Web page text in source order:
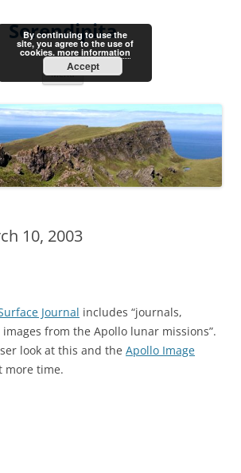
Serendipita
Menu
10, 2003
Journal includes “journals,
from the Apollo lunar missions”.
look at this and the Apollo Image
more time.
By continuing to use the
site, you agree to the use of
cookies. more information
Accept